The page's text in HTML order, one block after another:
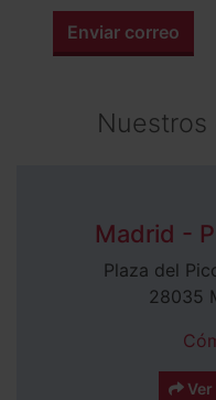
Enviar correo
Nuestros
Madrid -
Plaza del
28035